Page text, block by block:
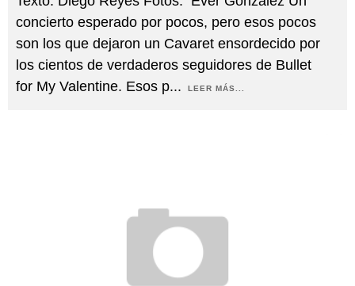
concierto esperado por pocos, pero esos pocos
son los que dejaron un Cavaret ensordecido por
los cientos de verdaderos seguidores de Bullet
for My Valentine. Esos p... LEER MÁS...